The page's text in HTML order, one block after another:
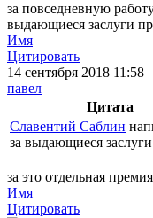
за повседневную
выдающиеся заслуги
Имя
Цитировать
14 сентября 2018 11:58
павел
Цитата
Славентий Саблин
за выдающиеся
за это отдельная
Имя
Цитировать